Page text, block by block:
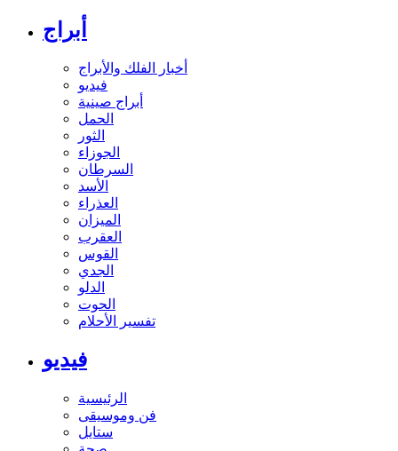
أبراج
أخبار الفلك والأبراج
فيديو
أبراج صينية
الحمل
الثور
الجوزاء
السرطان
الأسد
العذراء
الميزان
العقرب
القوس
الجدي
الدلو
الحوت
تفسير الأحلام
فيديو
الرئيسية
فن وموسيقى
ستايل